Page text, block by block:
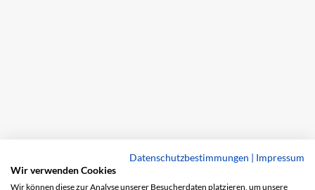
Datenschutzbestimmungen | Impressum
Wir verwenden Cookies
Wir können diese zur Analyse unserer Besucherdaten platzieren, um unsere